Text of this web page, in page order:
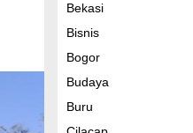
Bekasi
Bisnis
Bogor
Budaya
Buru